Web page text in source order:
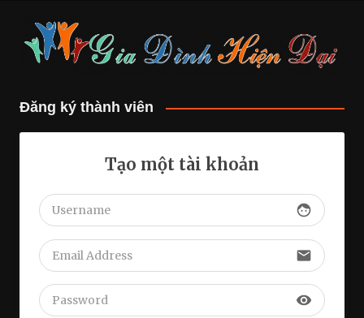
Đăng ký thành viên
Tạo một tài khoản
face
email
visibility